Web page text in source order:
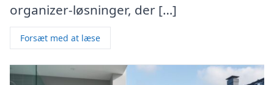
organizer-løsninger, der […]
Forsæt med at læse